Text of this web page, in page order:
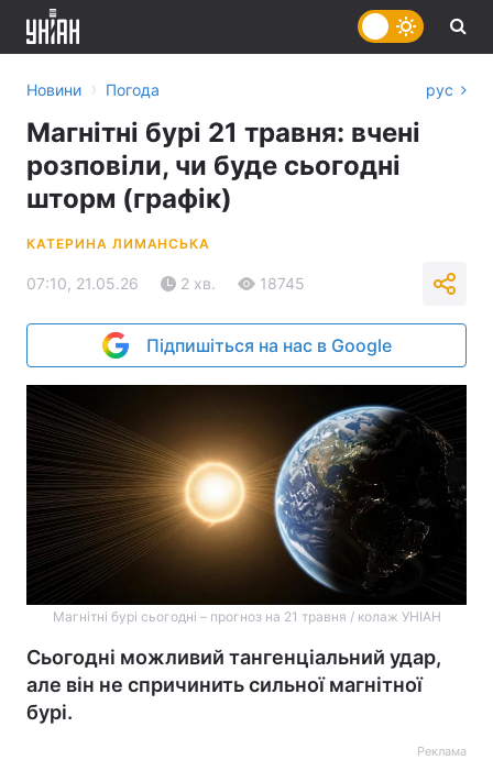
Новини › Погода рус
Магнітні бурі 21 травня: вчені
розповіли, чи буде сьогодні
шторм (графік)
КАТЕРИНА ЛИМАНСЬКА
07:10, 21.05.26 2 хв. 18745
Підпишіться на нас в Google
Магнітні бурі сьогодні – прогноз на 21 травня / колаж УНІАН
Сьогодні можливий тангенціальний удар,
але він не спричинить сильної магнітної
бурі.
Реклама